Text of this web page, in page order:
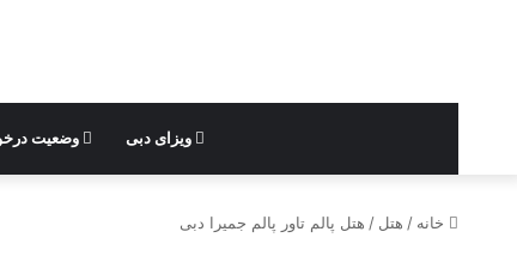
ویزای دبی وضعیت
خانه / هتل / هتل پالم تاور پالم جمیرا دبی